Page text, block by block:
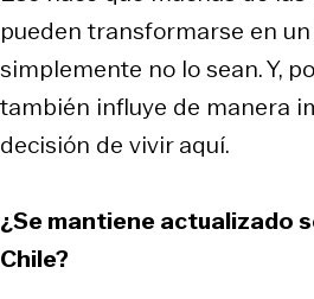
pueden transformarse en
simplemente no lo sean. Y,
también influye de manera
decisión de vivir aquí.
¿Se mantiene actualizado
Chile?